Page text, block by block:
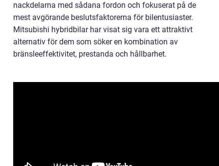
nackdelarna med sådana fordon och fokuserat på de
mest avgörande beslutsfaktorerna för bilentusiaster.
Mitsubishi hybridbilar har visat sig vara ett attraktivt
alternativ för dem som söker en kombination av
bränsleeffektivitet, prestanda och hållbarhet.